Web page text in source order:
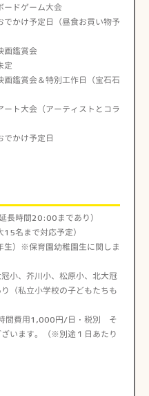
ドゲーム大会
かけ予定日（昼食お買い物予
画鑑賞会
定
鑑賞会＆特別工作日（宝石石
ト大会（アーティストとコラ
かけ予定日
長時間20:00まであり）
名まで対応予定）
生）※保育園幼稚園生に関しま
小、芥川小、松原小、北大冠
（私立小学校の子どもたちも
間費用1,000円/日・税別 そ
います。（※別途１日あたり